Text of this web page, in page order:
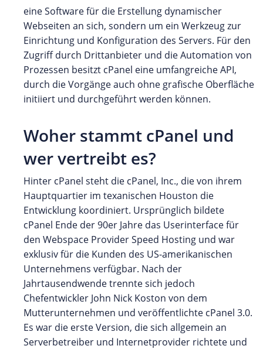
eine Software für die Erstellung dynamischer
Webseiten an sich, sondern um ein Werkzeug zur
Einrichtung und Konfiguration des Servers. Für den
Zugriff durch Drittanbieter und die Automation von
Prozessen besitzt cPanel eine umfangreiche API,
durch die Vorgänge auch ohne grafische Oberfläche
initiiert und durchgeführt werden können.
Woher stammt cPanel und
wer vertreibt es?
Hinter cPanel steht die cPanel, Inc., die von ihrem
Hauptquartier im texanischen Houston die
Entwicklung koordiniert. Ursprünglich bildete
cPanel Ende der 90er Jahre das Userinterface für
den Webspace Provider Speed Hosting und war
exklusiv für die Kunden des US-amerikanischen
Unternehmens verfügbar. Nach der
Jahrtausendwende trennte sich jedoch
Chefentwickler John Nick Koston von dem
Mutterunternehmen und veröffentlichte cPanel 3.0.
Es war die erste Version, die sich allgemein an
Serverbetreiber und Internetprovider richtete und